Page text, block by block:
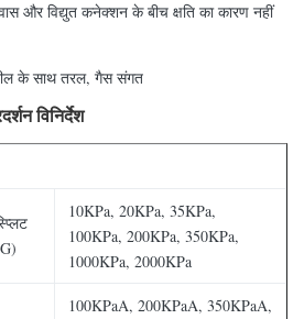
और विद्युत कनेक्शन के बीच क्षति का कारण नहीं
के साथ तरल, गैस संगत
विनिर्देश
10KPa, 20KPa, 35KPa,
100KPa, 200KPa, 350KPa,
1000KPa, 2000KPa
100KPaA, 200KPaA, 350KPaA,